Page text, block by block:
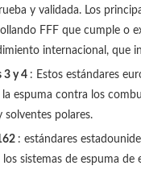
y validada. Los
FFF que cumple o
internacional, que
3 y 4 : Estos estándares
espuma contra los
solventes polares.
: estándares
sistemas de espuma de